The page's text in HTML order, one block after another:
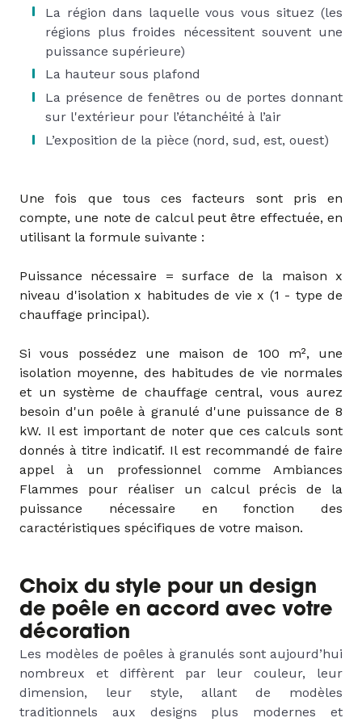
La région dans laquelle vous vous situez (les
régions plus froides nécessitent souvent une
puissance supérieure)
La hauteur sous plafond
La présence de fenêtres ou de portes donnant
sur l'extérieur pour l’étanchéité à l’air
L’exposition de la pièce (nord, sud, est, ouest)
Une fois que tous ces facteurs sont pris en
compte, une note de calcul peut être effectuée, en
utilisant la formule suivante :
Puissance nécessaire = surface de la maison x
niveau d'isolation x habitudes de vie x (1 - type de
chauffage principal).
Si vous possédez une maison de 100 m², une
isolation moyenne, des habitudes de vie normales
et un système de chauffage central, vous aurez
besoin d'un poêle à granulé d'une puissance de 8
kW. Il est important de noter que ces calculs sont
donnés à titre indicatif. Il est recommandé de faire
appel à un professionnel comme Ambiances
Flammes pour réaliser un calcul précis de la
puissance nécessaire en fonction des
caractéristiques spécifiques de votre maison.
Choix du style pour un design
de poêle en accord avec votre
décoration
Les modèles de poêles à granulés sont aujourd’hui
nombreux et diffèrent par leur couleur, leur
dimension, leur style, allant de modèles
traditionnels aux designs plus modernes et